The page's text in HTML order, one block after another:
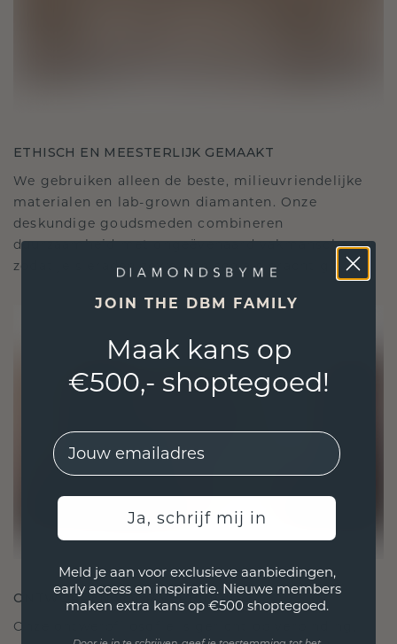
ETHISCH EN MEESTERLIJK GEMAAKT
We gebruiken alleen de beste, milieuvriendelijke
materialen en lab-grown diamanten. Onze
deskundige goudsmeden combineren
duurzaamheid met ongeëvenaard vakmanschap,
zodat je sieraden zowel ethisch als prachtig zijn.
ONTWORPEN VOOR VERBINDING
Onze ontwerpfilosofie is gericht op verbinding,
JOIN THE DBM FAMILY
Maak kans op
€500,- shoptegoed!
EMail
Ja, schrijf mij in
Meld je aan voor exclusieve aanbiedingen,
early access en inspiratie. Nieuwe members
maken extra kans op €500 shoptegoed.